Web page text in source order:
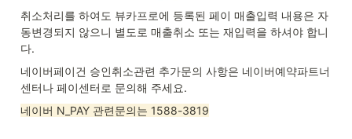
취소처리를 하여도 뷰카프로에 등록된 페이 매출입력 내용은 자
동변경되지 않으니 별도로 매출취소 또는 재입력을 하셔야 합니
다.
네이버페이건 승인취소관련 추가문의 사항은 네이버예약파트너
센터나 페이센터로 문의해 주세요.
네이버 N_PAY 관련문의는 1588-3819